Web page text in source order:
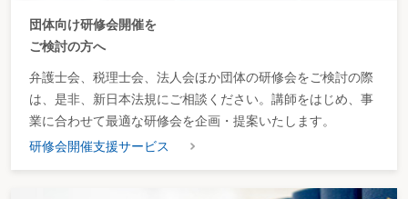
団体向け研修会開催を
ご検討の方へ
弁護士会、税理士会、法人会ほか団体の研修会をご検討の際
は、是非、新日本法規にご相談ください。講師をはじめ、事
業に合わせて最適な研修会を企画・提案いたします。
研修会開催支援サービス